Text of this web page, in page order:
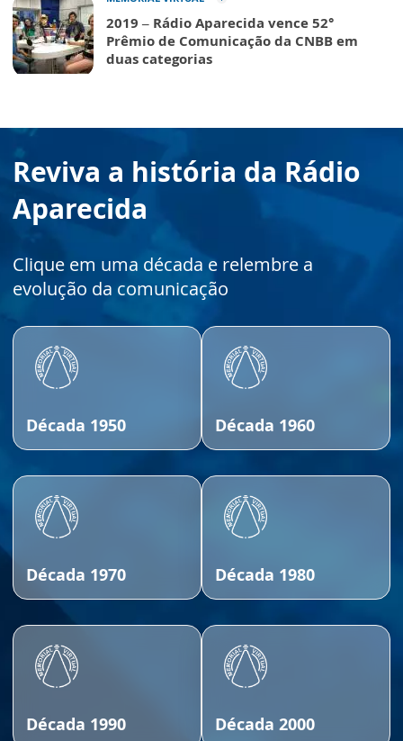
2019 – Rádio Aparecida vence 52°
Prêmio de Comunicação da CNBB em
duas categorias
Reviva a história da Rádio
Aparecida
Clique em uma década e relembre a
evolução da comunicação
Década 1950 Década 1960
Década 1970 Década 1980
Década 1990 Década 2000